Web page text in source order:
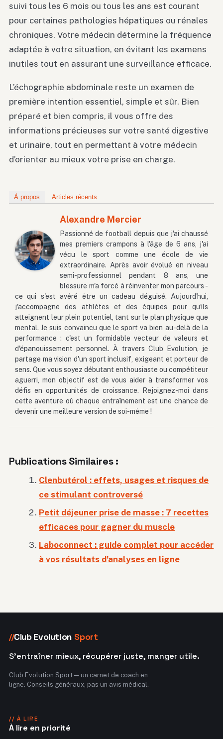
suivi tous les 6 mois ou tous les ans est courant
pour certaines pathologies hépatiques ou rénales
chroniques. Votre médecin détermine la fréquence
adaptée à votre situation, en évitant les examens
inutiles tout en assurant une surveillance efficace.
L’échographie abdominale reste un examen de
première intention essentiel, simple et sûr. Bien
préparé et bien compris, il vous offre des
informations précieuses sur votre santé digestive
et urinaire, tout en permettant à votre médecin
d’orienter au mieux votre prise en charge.
À propos Articles récents
Alexandre Mercier
Passionné de football depuis que j'ai chaussé
mes premiers crampons à l'âge de 6 ans, j'ai
vécu le sport comme une école de vie
extraordinaire. Après avoir évolué en niveau
semi-professionnel pendant 8 ans, une
blessure m'a forcé à réinventer mon parcours -
ce qui s'est avéré être un cadeau déguisé. Aujourd'hui,
j'accompagne des athlètes et des équipes pour qu'ils
atteignent leur plein potentiel, tant sur le plan physique que
mental. Je suis convaincu que le sport va bien au-delà de la
performance : c'est un formidable vecteur de valeurs et
d'épanouissement personnel. À travers Club Evolution, je
partage ma vision d'un sport inclusif, exigeant et porteur de
sens. Que vous soyez débutant enthousiaste ou compétiteur
aguerri, mon objectif est de vous aider à transformer vos
défis en opportunités de croissance. Rejoignez-moi dans
cette aventure où chaque entraînement est une chance de
devenir une meilleure version de soi-même !
Publications Similaires :
Clenbutérol : effets, usages et risques de
ce stimulant controversé
Petit déjeuner prise de masse : 7 recettes
efficaces pour gagner du muscle
Laboconnect : guide complet pour accéder
à vos résultats d’analyses en ligne
//Club Evolution Sport
S'entraîner mieux, récupérer juste, manger utile.
Club Evolution Sport — un carnet de coach en
ligne. Conseils généraux, pas un avis médical.
// À LIRE
À lire en priorité